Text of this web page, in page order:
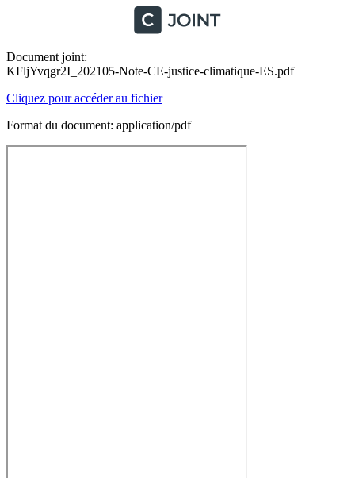
Document joint:
KFljYvqgr2I_202105-Note-CE-justice-climatique-ES.pdf
Cliquez pour accéder au fichier
Format du document: application/pdf